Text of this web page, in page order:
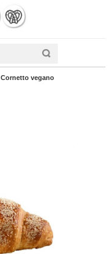
Cornetto vegano